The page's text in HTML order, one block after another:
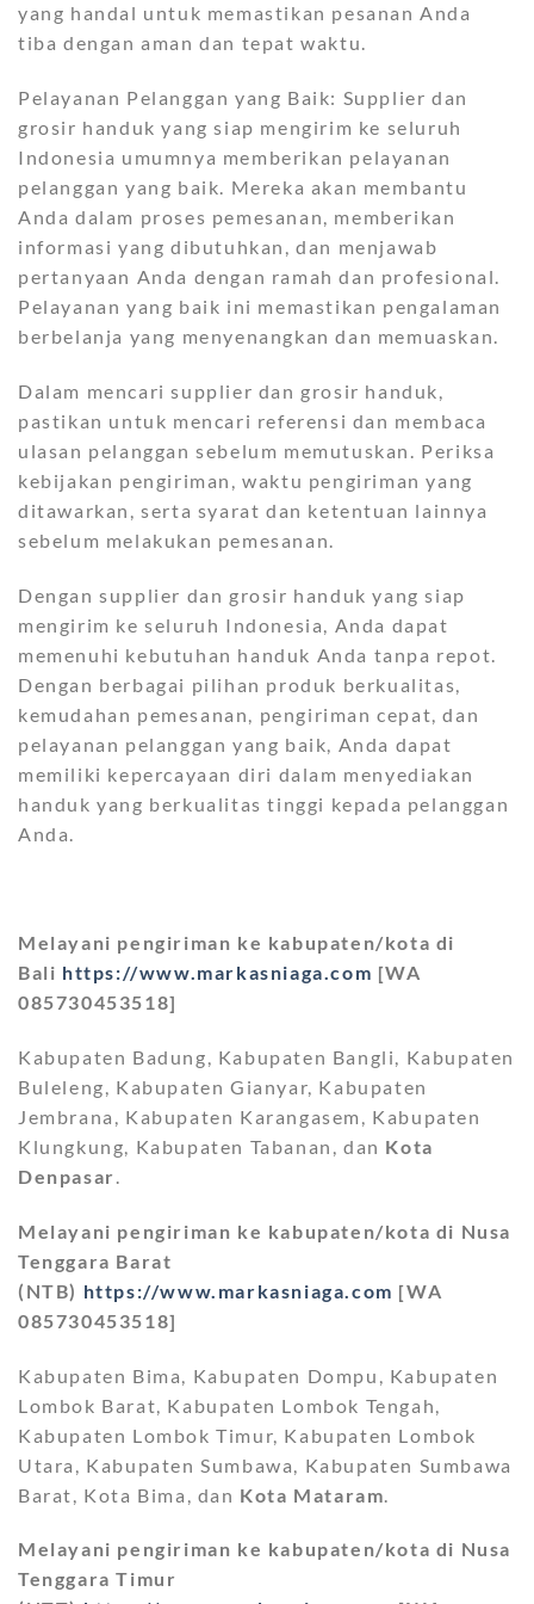
yang handal untuk memastikan pesanan Anda
tiba dengan aman dan tepat waktu.
Pelayanan Pelanggan yang Baik: Supplier dan
grosir handuk yang siap mengirim ke seluruh
Indonesia umumnya memberikan pelayanan
pelanggan yang baik. Mereka akan membantu
Anda dalam proses pemesanan, memberikan
informasi yang dibutuhkan, dan menjawab
pertanyaan Anda dengan ramah dan profesional.
Pelayanan yang baik ini memastikan pengalaman
berbelanja yang menyenangkan dan memuaskan.
Dalam mencari supplier dan grosir handuk,
pastikan untuk mencari referensi dan membaca
ulasan pelanggan sebelum memutuskan. Periksa
kebijakan pengiriman, waktu pengiriman yang
ditawarkan, serta syarat dan ketentuan lainnya
sebelum melakukan pemesanan.
Dengan supplier dan grosir handuk yang siap
mengirim ke seluruh Indonesia, Anda dapat
memenuhi kebutuhan handuk Anda tanpa repot.
Dengan berbagai pilihan produk berkualitas,
kemudahan pemesanan, pengiriman cepat, dan
pelayanan pelanggan yang baik, Anda dapat
memiliki kepercayaan diri dalam menyediakan
handuk yang berkualitas tinggi kepada pelanggan
Anda.
Melayani pengiriman ke kabupaten/kota di
Bali https://www.markasniaga.com [WA
085730453518]
Kabupaten Badung, Kabupaten Bangli, Kabupaten
Buleleng, Kabupaten Gianyar, Kabupaten
Jembrana, Kabupaten Karangasem, Kabupaten
Klungkung, Kabupaten Tabanan, dan Kota
Denpasar .
Melayani pengiriman ke kabupaten/kota di Nusa
Tenggara Barat
(NTB) https://www.markasniaga.com [WA
085730453518]
Kabupaten Bima, Kabupaten Dompu, Kabupaten
Lombok Barat, Kabupaten Lombok Tengah,
Kabupaten Lombok Timur, Kabupaten Lombok
Utara, Kabupaten Sumbawa, Kabupaten Sumbawa
Barat, Kota Bima, dan Kota Mataram
Melayani pengiriman ke kabupaten/kota di Nusa
Tenggara Timur